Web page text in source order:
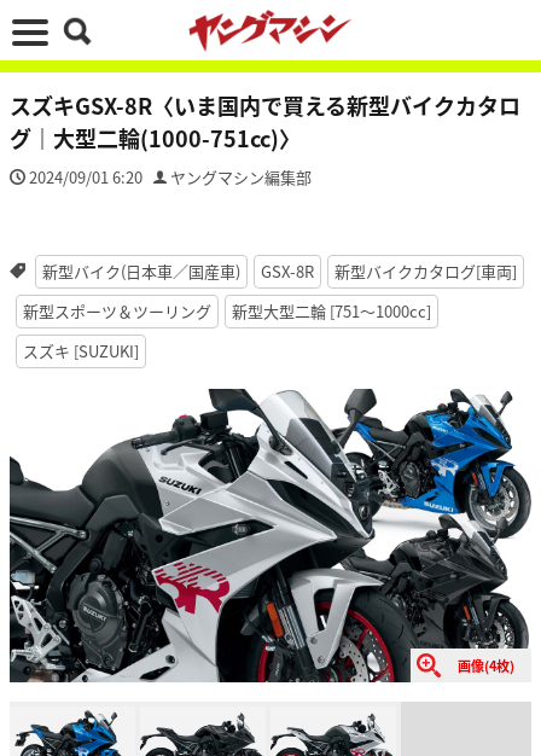
スズキGSX-8R〈いま国内で買える新型バイクカタロ
グ｜大型二輪(1000-751cc)〉
2024/09/01 6:20 ヤングマシン編集部
新型バイク(日本車／国産車) GSX-8R
新型バイクカタログ[車両]
新型スポーツ＆ツーリング
新型大型二輪 [751〜1000cc]
スズキ [SUZUKI]
画像(4枚)